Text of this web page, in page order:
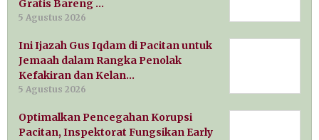
Gratis Bareng …
5 Agustus 2026
Ini Ijazah Gus Iqdam di Pacitan untuk
Jemaah dalam Rangka Penolak
Kefakiran dan Kelan…
5 Agustus 2026
Optimalkan Pencegahan Korupsi
Pacitan, Inspektorat Fungsikan Early